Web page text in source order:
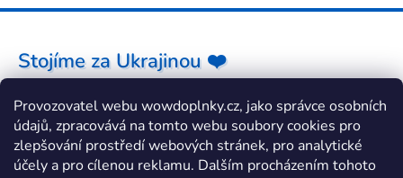
Provozovatel webu wowdoplnky.cz, jako správce osobních
údajů, zpracovává na tomto webu soubory cookies pro
zlepšování prostředí webových stránek, pro analytické
účely a pro cílenou reklamu. Dalším procházením tohoto
Stojíme za Ukrajinou ❤️
Jak a čím pomoci »